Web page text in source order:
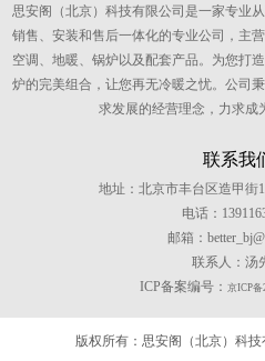
思安阁（北京）科技有限公司是一家专业
销售、安装和售后一体化的专业公司，主
空调、地暖、锅炉以及配套产品。为您打
炉的完美组合，让您再无冷暖之忧。公司
求发展的经营理念，力求成
联系我
地址：北京市丰台区造甲街
电话：
邮箱：
联系人：汤
ICP备案编号：京ICP
版权所有：思安阁（北京）科